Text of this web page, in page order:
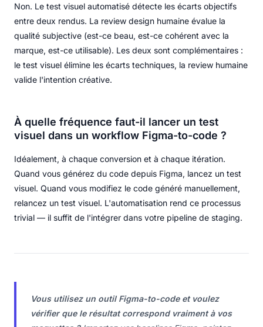
Non. Le test visuel automatisé détecte les écarts objectifs
entre deux rendus. La review design humaine évalue la
qualité subjective (est-ce beau, est-ce cohérent avec la
marque, est-ce utilisable). Les deux sont complémentaires :
le test visuel élimine les écarts techniques, la review humaine
valide l'intention créative.
À quelle fréquence faut-il lancer un test
visuel dans un workflow Figma-to-code ?
Idéalement, à chaque conversion et à chaque itération.
Quand vous générez du code depuis Figma, lancez un test
visuel. Quand vous modifiez le code généré manuellement,
relancez un test visuel. L'automatisation rend ce processus
trivial — il suffit de l'intégrer dans votre pipeline de staging.
Vous utilisez un outil Figma-to-code et voulez
vérifier que le résultat correspond vraiment à vos